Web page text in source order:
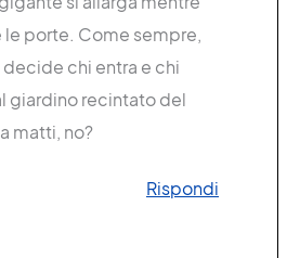
le porte. Come sempre,
decide chi entra e chi
giardino recintato del
matti, no?
Rispondi